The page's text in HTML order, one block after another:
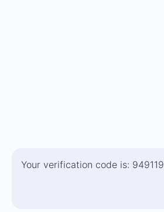
Your verification code is: 949119